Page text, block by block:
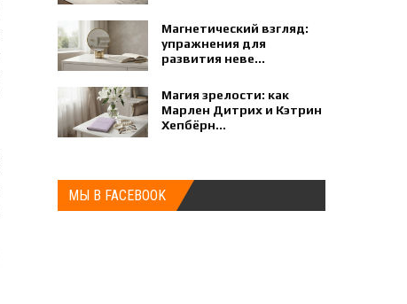
Магнетический взгляд:
упражнения для
развития неве...
Магия зрелости: как
Марлен Дитрих и Кэтрин
Хепбёрн...
МЫ В FACEBOOK